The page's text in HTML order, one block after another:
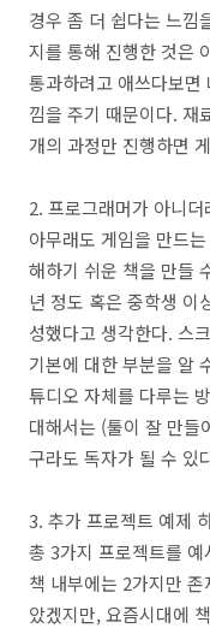
경우 좀 더 쉽다는 느낌
지를 통해 진행한 것은
통과하려고 애쓰다보면
낌을 주기 때문이다. 재
개의 과정만 진행하면
2. 프로그래머가 아니
아무래도 게임을 만드
해하기 쉬운 책을 만들
년 정도 혹은 중학생 이
성했다고 생각한다. 스
기본에 대한 부분을 알
튜디오 자체를 다루는
대해서는 (툴이 잘 만들
구라도 독자가 될 수 있
3. 추가 프로젝트 예제
총 3가지 프로젝트를
책 내부에는 2가지만
았겠지만, 요즘시대에